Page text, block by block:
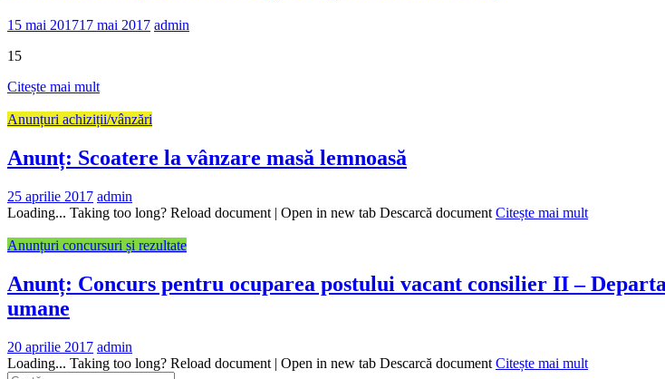
15 mai 201717 mai 2017 admin
15
Citește mai mult
Anunțuri achiziții/vânzări
Anunț: Scoatere la vânzare masă lemnoasă
25 aprilie 2017 admin
Loading... Taking too long? Reload document | Open in new tab Descarcă document Citește mai mult
Anunțuri concursuri și rezultate
Anunț: Concurs pentru ocuparea postului vacant consilier II –
umane
20 aprilie 2017 admin
Loading... Taking too long? Reload document | Open in new tab Descarcă document Citește mai mult